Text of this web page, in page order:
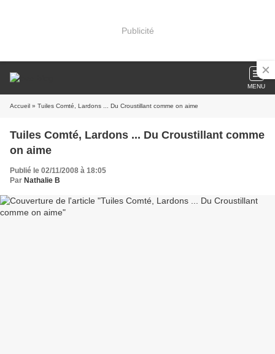
Publicité
MENU
Accueil » Tuiles Comté, Lardons ... Du Croustillant comme on aime
Tuiles Comté, Lardons ... Du Croustillant comme
on aime
Publié le 02/11/2008 à 18:05
Par Nathalie B